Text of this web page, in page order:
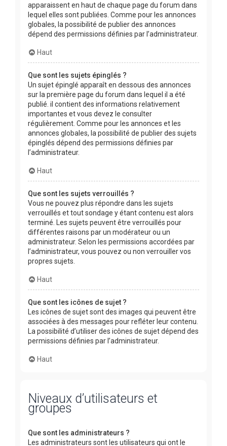
apparaissent en haut de chaque page du forum dans
lequel elles sont publiées. Comme pour les annonces
globales, la possibilité de publier des annonces
dépend des permissions définies par l’administrateur.
Haut
Que sont les sujets épinglés ?
Un sujet épinglé apparaît en dessous des annonces
sur la première page du forum dans lequel il a été
publié. il contient des informations relativement
importantes et vous devez le consulter
régulièrement. Comme pour les annonces et les
annonces globales, la possibilité de publier des sujets
épinglés dépend des permissions définies par
l’administrateur.
Haut
Que sont les sujets verrouillés ?
Vous ne pouvez plus répondre dans les sujets
verrouillés et tout sondage y étant contenu est alors
terminé. Les sujets peuvent être verrouillés pour
différentes raisons par un modérateur ou un
administrateur. Selon les permissions accordées par
l’administrateur, vous pouvez ou non verrouiller vos
propres sujets.
Haut
Que sont les icônes de sujet ?
Les icônes de sujet sont des images qui peuvent être
associées à des messages pour refléter leur contenu.
La possibilité d’utiliser des icônes de sujet dépend des
permissions définies par l’administrateur.
Haut
Niveaux d’utilisateurs et
groupes
Que sont les administrateurs ?
Les administrateurs sont les utilisateurs qui ont le